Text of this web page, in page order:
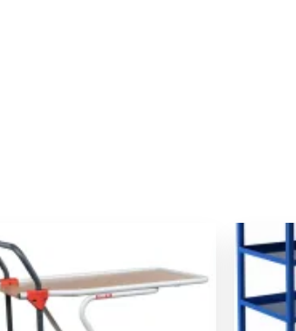
initial
était :
329,00 €.
actuel
est :